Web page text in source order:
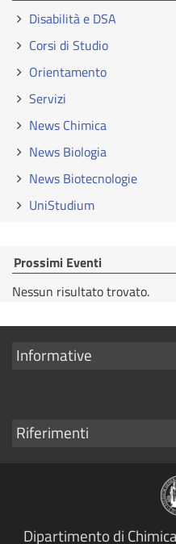
Disabilità e DSA
Corsi di Studio
Orientamento
Servizi
News Chimica
News Biologia
News Biotecnologie
UniStudium
Prossimi Eventi
Nessun risultato trovato.
Mostra
Informative
Mostra
Riferimenti
Dipartimento di